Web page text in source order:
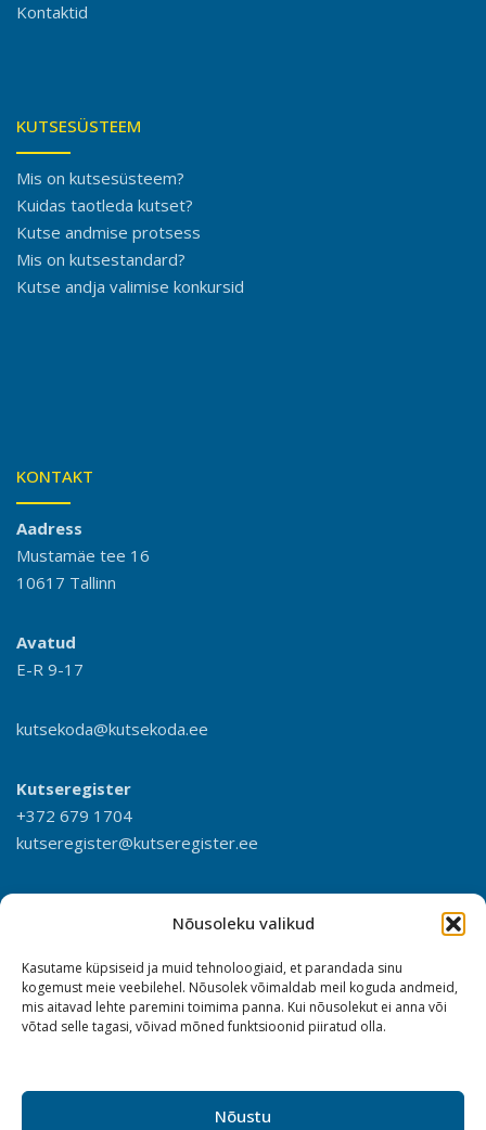
Nõusoleku valikud
Kasutame küpsiseid ja muid tehnoloogiaid, et parandada sinu
kogemust meie veebilehel. Nõusolek võimaldab meil koguda andmeid,
mis aitavad lehte paremini toimima panna. Kui nõusolekut ei anna või
võtad selle tagasi, võivad mõned funktsioonid piiratud olla.
Nõustu
Kontaktid
KUTSESÜSTEEM
Mis on kutsesüsteem?
Kuidas taotleda kutset?
Kutse andmise protsess
Mis on kutsestandard?
Kutse andja valimise konkursid
KONTAKT
Aadress
Mustamäe tee 16
10617 Tallinn
Avatud
E-R 9-17
kutsekoda@kutsekoda.ee
Kutseregister
+372 679 1704
kutseregister@kutseregister.ee